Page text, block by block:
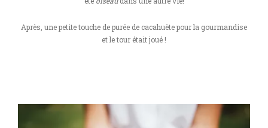
Après, une petite touche de purée de cacahuète pour la gourmandise
et le tour était joué !